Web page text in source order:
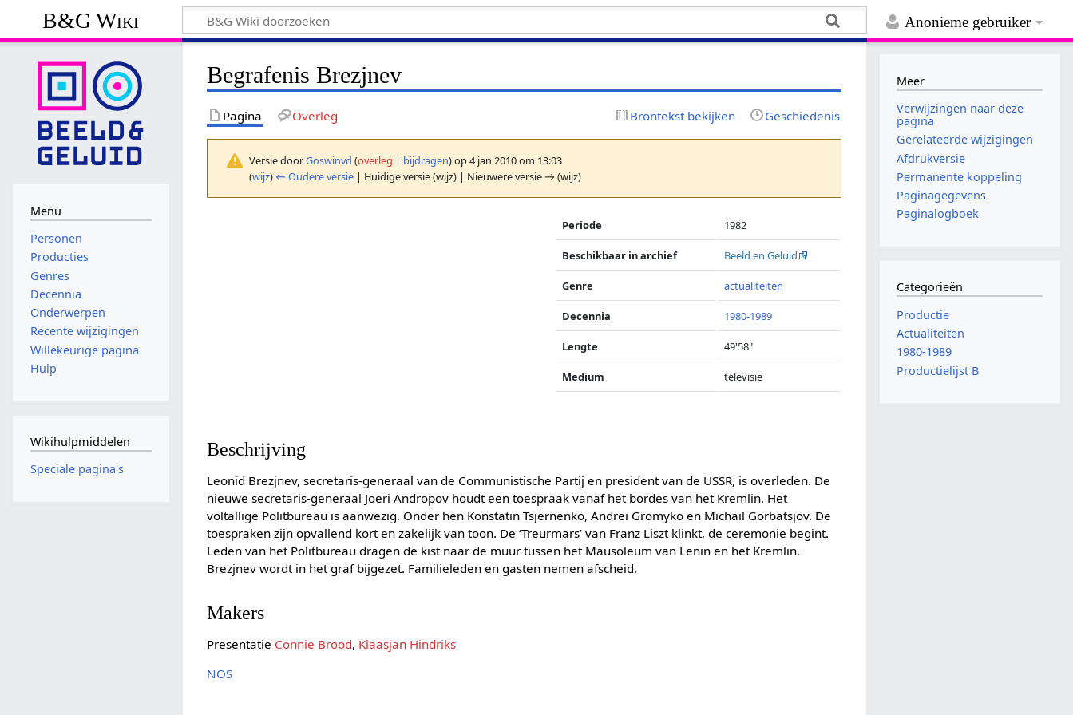
Anonieme gebruiker
B&G Wiki
Begrafenis Brezjnev
Pagina Overleg Brontekst bekijken Geschiedenis
Versie doorGoswinvd (overleg | bijdragen)op 4 jan 2010 om 13:03
(wijz) ← Oudere versie | Huidige versie (wijz) | Nieuwere versie → (wijz)
Periode 1982
Beschikbaar in archief Beeld en Geluid
Genre actualiteiten
Decennia 1980-1989
Lengte 49'58"
Medium televisie
Beschrijving
Leonid Brezjnev, secretaris-generaal van de Communistische Partij en president van de USSR, is overleden. De
nieuwe secretaris-generaal Joeri Andropov houdt een toespraak vanaf het bordes van het Kremlin. Het
voltallige Politbureau is aanwezig. Onder hen Konstatin Tsjernenko, Andrei Gromyko en Michail Gorbatsjov. De
toespraken zijn opvallend kort en zakelijk van toon. De ‘Treurmars’ van Franz Liszt klinkt, de ceremonie begint.
Leden van het Politbureau dragen de kist naar de muur tussen het Mausoleum van Lenin en het Kremlin.
Brezjnev wordt in het graf bijgezet. Familieleden en gasten nemen afscheid.
Makers
Presentatie Connie Brood, Klaasjan Hindriks
NOS
Menu
Personen
Producties
Genres
Decennia
Onderwerpen
Recente wijzigingen
Willekeurige pagina
Hulp
Wikihulpmiddelen
Speciale pagina's
Meer
Verwijzingen naar deze
pagina
Gerelateerde wijzigingen
Afdrukversie
Permanente koppeling
Paginagegevens
Paginalogboek
Categorieën
Productie
Actualiteiten
1980-1989
Productielijst B